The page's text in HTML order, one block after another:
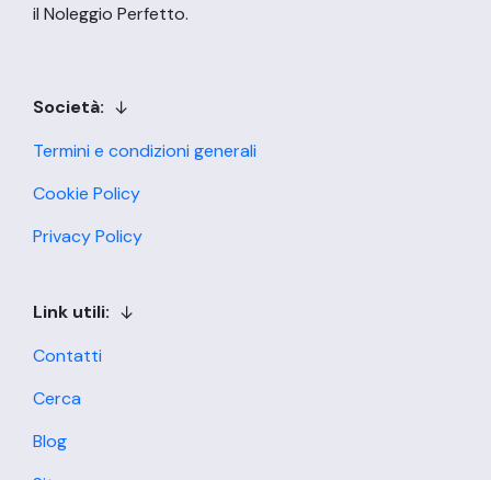
il Noleggio Perfetto.
Società:
Termini e condizioni generali
Cookie Policy
Privacy Policy
Link utili:
Contatti
Cerca
Blog